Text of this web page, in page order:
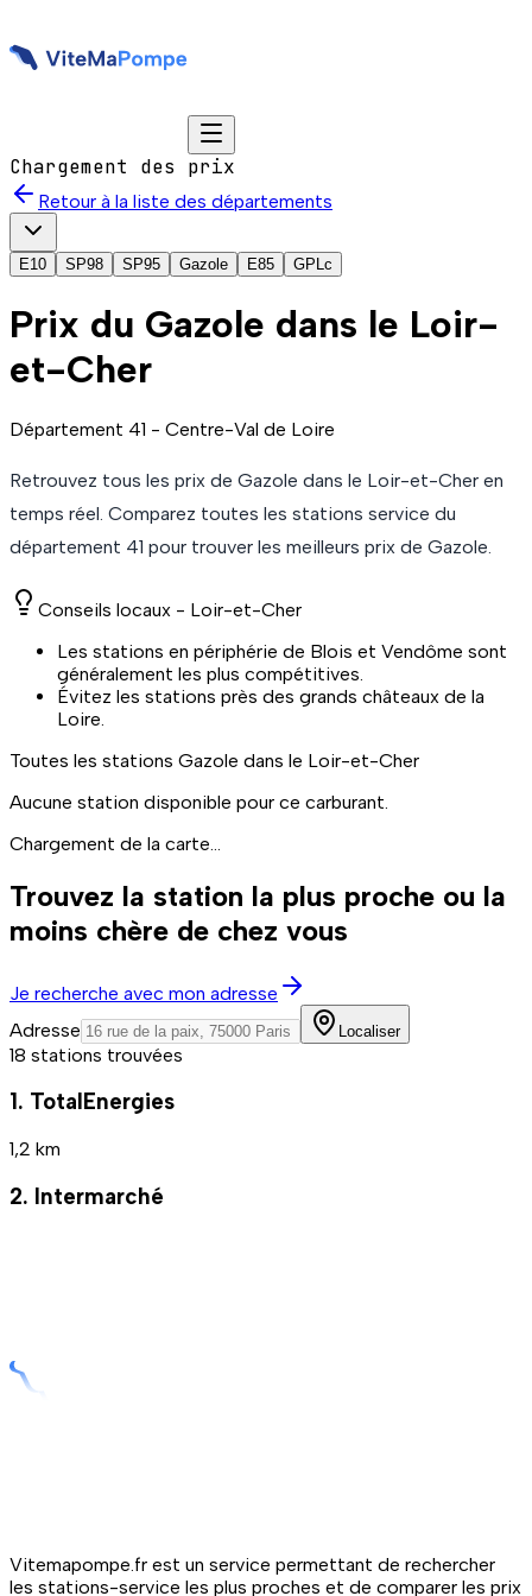
Chargement des prix
Retour à la liste des départements
E10 SP98 SP95 Gazole E85 GPLc
Prix du Gazole dans le Loir-
et-Cher
Département 41 - Centre-Val de Loire
Retrouvez tous les prix de Gazole dans le Loir-et-Cher en
temps réel. Comparez toutes les stations service du
département 41 pour trouver les meilleurs prix de Gazole.
Conseils locaux - Loir-et-Cher
Les stations en périphérie de Blois et Vendôme sont
généralement les plus compétitives.
Évitez les stations près des grands châteaux de la
Loire.
Toutes les stations Gazole dans le Loir-et-Cher
Aucune station disponible pour ce carburant.
Chargement de la carte...
Trouvez la station la plus proche ou la
moins chère de chez vous
Je recherche avec mon adresse
Adresse
Localiser
18 stations trouvées
1. TotalEnergies
1,2 km
2. Intermarché
Vitemapompe.fr est un service permettant de rechercher
les stations-service les plus proches et de comparer les prix